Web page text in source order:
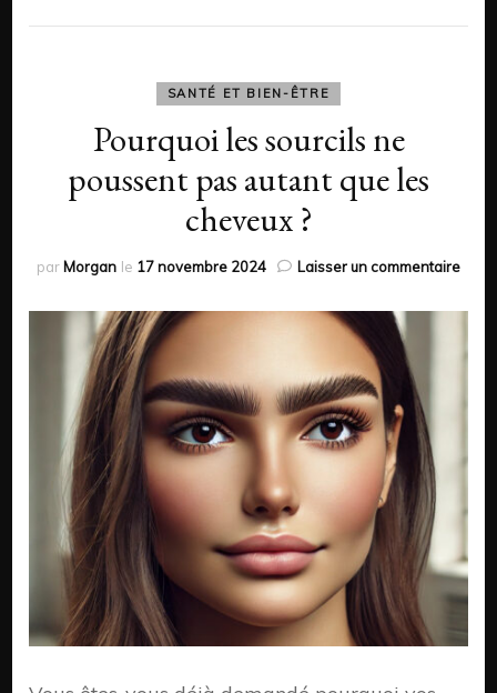
SANTÉ ET BIEN-ÊTRE
Pourquoi les sourcils ne
poussent pas autant que les
cheveux ?
par Morgan le 17 novembre 2024 Laisser un commentairesur
les
ne
les
?